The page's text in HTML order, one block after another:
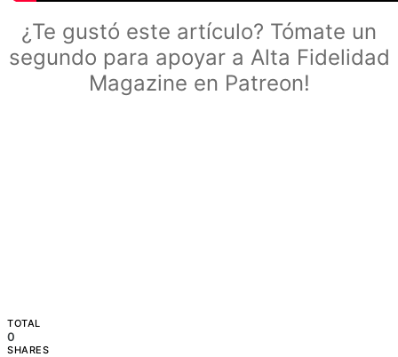
¿Te gustó este artículo? Tómate un
segundo para apoyar a Alta Fidelidad
Magazine en Patreon!
TOTAL
0
SHARES